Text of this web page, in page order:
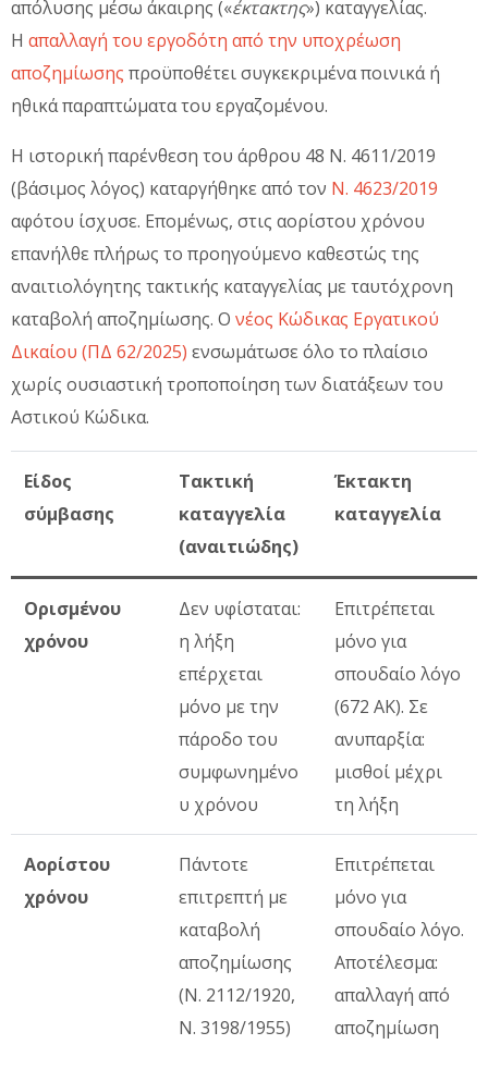
απόλυσης μέσω άκαιρης («έκτακτης») καταγγελίας.
Η απαλλαγή του εργοδότη από την υποχρέωση
αποζημίωσης προϋποθέτει συγκεκριμένα ποινικά ή
ηθικά παραπτώματα του εργαζομένου.
Η ιστορική παρένθεση του άρθρου 48 Ν. 4611/2019
(βάσιμος λόγος) καταργήθηκε από τον Ν. 4623/2019
αφότου ίσχυσε. Επομένως, στις αορίστου χρόνου
επανήλθε πλήρως το προηγούμενο καθεστώς της
αναιτιολόγητης τακτικής καταγγελίας με ταυτόχρονη
καταβολή αποζημίωσης. Ο νέος Κώδικας Εργατικού
Δικαίου (ΠΔ 62/2025) ενσωμάτωσε όλο το πλαίσιο
χωρίς ουσιαστική τροποποίηση των διατάξεων του
Αστικού Κώδικα.
Είδος
σύμβασης
Τακτική
καταγγελία
(αναιτιώδης)
Έκτακτη
καταγγελία
Ορισμένου
χρόνου
Δεν υφίσταται:
η λήξη
επέρχεται
μόνο με την
πάροδο του
συμφωνημένο
υ χρόνου
Επιτρέπεται
μόνο για
σπουδαίο λόγο
(672 ΑΚ). Σε
ανυπαρξία:
μισθοί μέχρι
τη λήξη
Αορίστου
χρόνου
Πάντοτε
επιτρεπτή με
καταβολή
αποζημίωσης
(Ν. 2112/1920,
Ν. 3198/1955)
Επιτρέπεται
μόνο για
σπουδαίο λόγο.
Αποτέλεσμα:
απαλλαγή από
αποζημίωση